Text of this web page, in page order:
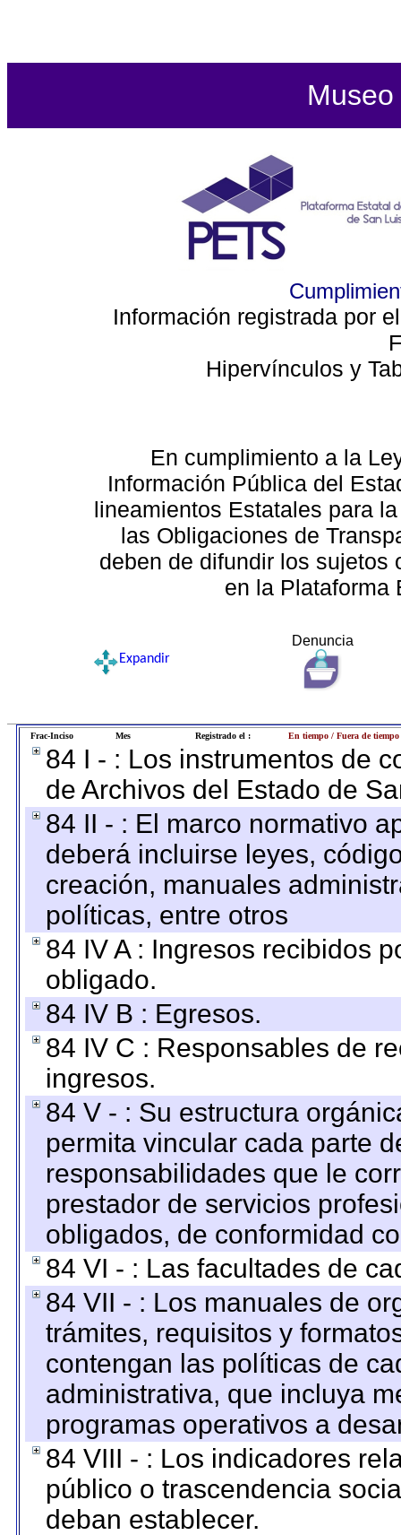
Información registrada por
Hipervínculos y
En cumplimiento a la
Información Pública del
lineamientos Estatales para
las Obligaciones de
deben de difundir los sujetos
en la Plataforma
Denuncia
Expandir
Frac-Inciso Mes Registrado el : En tiempo / Fuera de tiempo
84 I - : Los instrumentos de
de Archivos del Estado de
84 II - : El marco normativo
deberá incluirse leyes,
creación, manuales
políticas, entre otros
84 IV A : Ingresos recibidos
obligado.
84 IV B : Egresos.
84 IV C : Responsables de
ingresos.
84 V - : Su estructura
permita vincular cada parte
responsabilidades que le
prestador de servicios
obligados, de conformidad
84 VI - : Las facultades de
84 VII - : Los manuales de
trámites, requisitos y
contengan las políticas de
administrativa, que incluya
programas operativos a
84 VIII - : Los indicadores
público o trascendencia
deban establecer.